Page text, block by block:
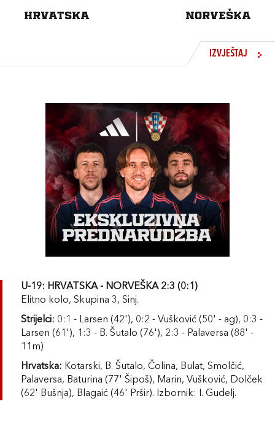
HRVATSKA NORVEŠKA
IZVJEŠTAJ
U-19: HRVATSKA - NORVEŠKA 2:3 (0:1)
Elitno kolo, Skupina 3, Sinj.
Strijelci: 0:1 - Larsen (42'), 0:2 - Vušković (50' - ag), 0:3 -
Larsen (61'), 1:3 - B. Šutalo (76'), 2:3 - Palaversa (88' -
11m)
Hrvatska: Kotarski, B. Šutalo, Čolina, Bulat, Smolčić,
Palaversa, Baturina (77' Šipoš), Marin, Vušković, Dolček
(62' Bušnja), Blagaić (46' Pršir). Izbornik: I. Gudelj.